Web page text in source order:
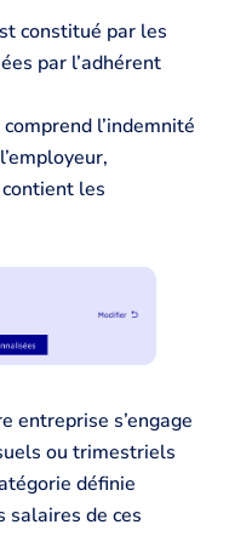
constitué par les
par l’adhérent
l’indemnité
les
entreprise s’engage
ou trimestriels
définie
salaires de ces